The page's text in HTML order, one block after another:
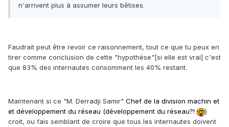
n'arrivent plus à assumer leurs bêtises.
Faudrait peut être revoir ce raisonnement, tout ce que tu peux en
tirer comme conclusion de cette "hypothèse"[si elle est vrai] c'est
que 83% des internautes consomment les 40% restant.
Maintenant si ce "M. Derradji Samir" Chef de la division machin et
et développement du réseau (développement du réseau?!
)
croit, ou fais semblant de croire que tous les internautes doivent